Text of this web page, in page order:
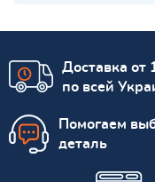
Доставка от
по всей
Помогаем
деталь